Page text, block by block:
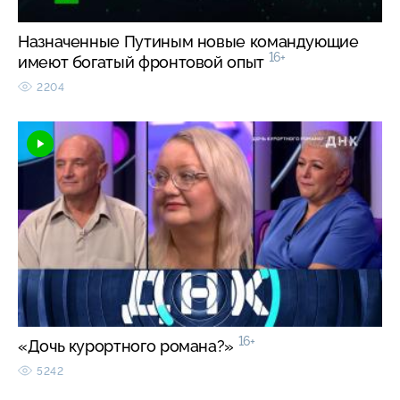
Назначенные Путиным новые командующие
имеют богатый фронтовой опыт 16+
2204
«Дочь курортного романа?» 16+
5242